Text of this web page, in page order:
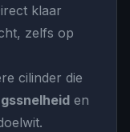
klaar
zelfs op
cilinder die
en